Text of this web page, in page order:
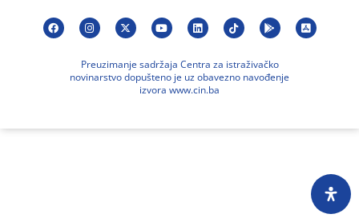
Preuzimanje sadržaja Centra za istraživačko
novinarstvo dopušteno je uz obavezno navođenje
izvora www.cin.ba